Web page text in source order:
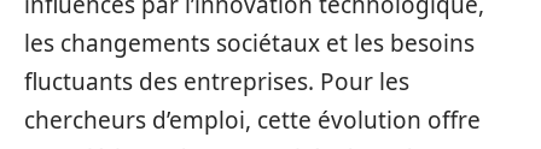
les changements sociétaux et les besoins
fluctuants des entreprises. Pour les
chercheurs d’emploi, cette évolution offre